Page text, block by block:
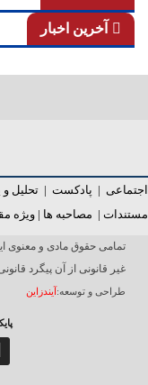
آخرین اخبار
اجتماعی | پادکست | تحلیل
مستندات | مصاحبه ها | ویژه
تمامی حقوق مادی و معنوی
غیر قانونی از آن پیگرد
طراحی و توسعه: آیندزاین